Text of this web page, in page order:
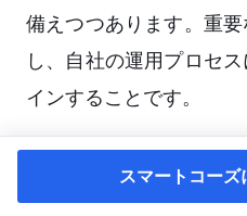
備えつつあります。重
し、自社の運用プロセ
インすることです。
AI技術の進化とそれに
も目まぐるしく変化し
スマートコーズ